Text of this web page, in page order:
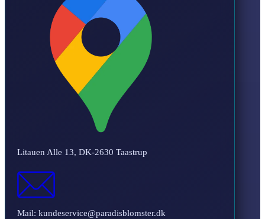
Litauen Alle 13, DK-2630 Taastrup
Mail: kundeservice@paradisblomster.dk